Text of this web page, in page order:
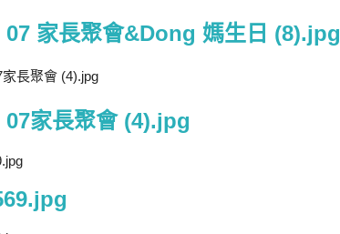
07 家長聚會&Dong 媽生日 (8).jpg
07家長聚會 (4).jpg